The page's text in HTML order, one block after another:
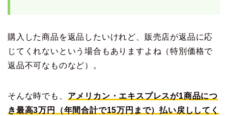
購入した商品を返品したいけれど、販売店が返品に応
じてくれないという場合もありますよね（特別価格で
返品不可なものなど）。
そんな時でも、 アメリカン・エキスプレスが1商品につ
き最高3万円（年間合計で15万円まで）払い戻ししてく